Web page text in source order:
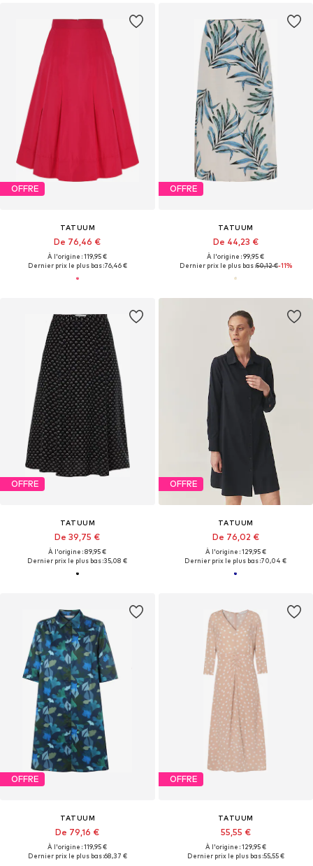
OFFRE
TATUUM
De 76,46 €
À l'origine : 119,95 €
Dernier prix le plus bas :76,46 €
OFFRE
TATUUM
De 44,23 €
À l'origine : 99,95 €
Dernier prix le plus bas :50,12 €-11%
OFFRE
TATUUM
De 39,75 €
À l'origine : 89,95 €
Dernier prix le plus bas :35,08 €
OFFRE
TATUUM
De 76,02 €
À l'origine : 129,95 €
Dernier prix le plus bas :70,04 €
OFFRE
TATUUM
De 79,16 €
À l'origine : 119,95 €
Dernier prix le plus bas :68,37 €
OFFRE
TATUUM
55,55 €
À l'origine : 129,95 €
Dernier prix le plus bas :55,55 €